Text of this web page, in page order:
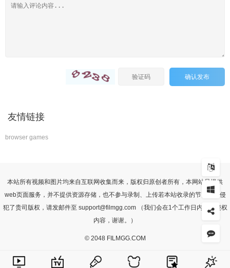
确认发布
友情链接
browser games
本站所有视频和图片均来自互联网收集而来，版权归原创者所有，本网站只提供
web页面服务，并不提供资源存储，也不参与录制、上传若本站收录的节目无意侵
犯了贵司版权，请发邮件至 support@filmgg.com （我们会在1个工作日内删除侵权
内容，谢谢。）
© 2048 FILMGG.COM